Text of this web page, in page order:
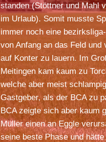
standen (Stöttner und Mahl
im Urlaub). Somit musste
immer noch eine
von Anfang an das Feld
auf Konter zu lauern. Im
Meitingen kam kaum zu
welche aber meist
Gastgeber, als der BCA zu
BCA zeigte sich aber kaum
Müller einen an Eggle
seine beste Phase und